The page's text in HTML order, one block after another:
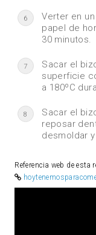
6
Verter en
papel de
30 minutos.
7
Sacar el
superficie
a 180ºC
8
Sacar el
reposar
desmoldar
Referencia web de esta